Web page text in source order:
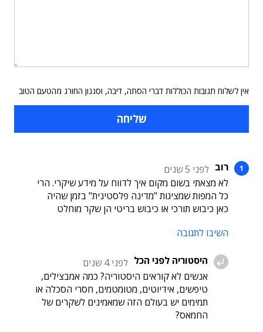
אין לשלוח תגובות הכוללות דברי הסתה, דיבה, וסגנון החורג מהטעם הטוב
רוב לפני 5 שנים
לא מצאתי בשום מקום איך לדווח על מידע שיקרי. הרי
כל המפות שמציגות "מדינה פלסטינית" בזמן שהיה
כאן כיבוש תורכי או כיבוש בריטי הן שקר מוחלט
השיבו לתגובה
היסטוריה לפני הכל לפני 4 שנים
אנשים לא קוראים היסטוריה? כמה אמבצילים,
טיפשים, אידיוטים, מטומטמים, חסרי הסכלה או
תמימים יש בעולם הזה שמאמינים לשקרים של
החמאס?